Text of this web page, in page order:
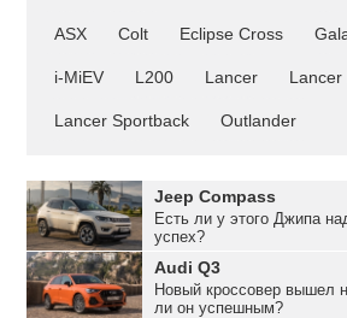
ASX Colt Eclipse Cross
i-MiEV L200 Lancer Lancer
Lancer Sportback Outlander
Jeep Compass
Есть ли у этого Джипа
успех?
Audi Q3
Новый кроссовер вышел
ли он успешным?